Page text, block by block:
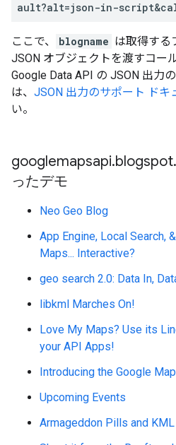
ault?alt=json-in-
ここで、 blogname は取得する
JSON オブジェクトを渡すコー
Google Data API の JSON 出力
は、 JSON 出力のサポート ドキ
い。